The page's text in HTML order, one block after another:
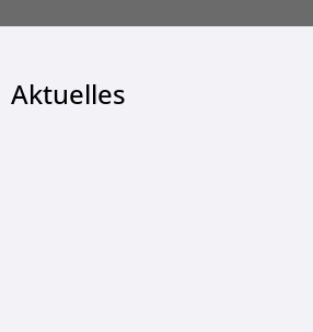
Aktuelles